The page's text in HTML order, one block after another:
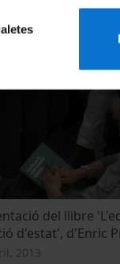
Jordi 2018.
cultura i
2018
del llibre
d'estat', d'Enric
2013